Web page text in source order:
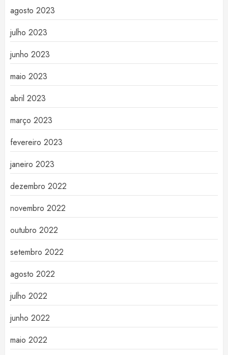
agosto 2023
julho 2023
junho 2023
maio 2023
abril 2023
março 2023
fevereiro 2023
janeiro 2023
dezembro 2022
novembro 2022
outubro 2022
setembro 2022
agosto 2022
julho 2022
junho 2022
maio 2022